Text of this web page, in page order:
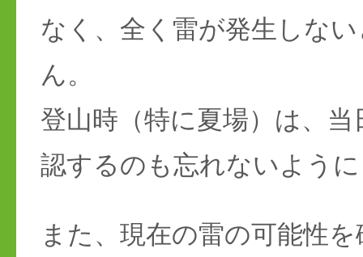
なく、全く雷が発生しな
ん。
登山時（特に夏場）は、
認するのも忘れないよう
また、現在の雷の可能性